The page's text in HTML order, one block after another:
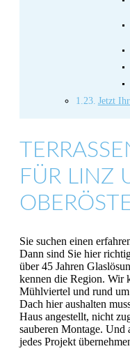
Jetzt
FÜR LINZ
Sie suchen einen
Dann sind Sie hier
über 45 Jahren
kennen die Region. Wir
Mühlviertel und rund
Dach hier aushalten
Haus angestellt, nicht
sauberen Montage.
jedes Projekt